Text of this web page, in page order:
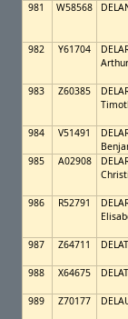
981 W58568
982 Y61704
Arthur
983 Z60385
984 V51491
985 A02908
986 R52791
987 Z64711
988 X64675
989 Z70177